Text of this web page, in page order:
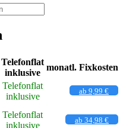
Telefonflat
inklusive
monatl. Fixkosten
Telefonflat
inklusive
ab 9,99 €
Telefonflat
inklusive
ab 34,98 €